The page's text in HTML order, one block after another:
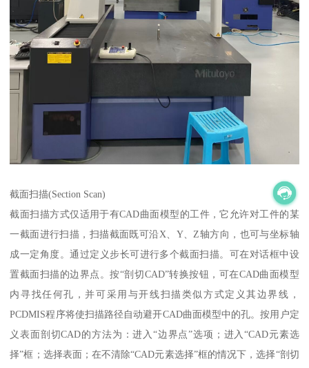
截面扫描(Section Scan)
截面扫描方式仅适用于有CAD曲面模型的工件，它允许对工件的某
一截面进行扫描，扫描截面既可沿X、Y、Z轴方向，也可与坐标轴
成一定角度。通过定义步长可进行多个截面扫描。可在对话框中设
置截面扫描的边界点。按“剖切CAD”转换按钮，可在CAD曲面模型
内寻找任何孔，并可采用与开线扫描类似方式定义其边界线，
PCDMIS程序将使扫描路径自动避开CAD曲面模型中的孔。按用户定
义表面剖切CAD的方法为：进入“边界点”选项；进入“CAD元素选
择”框；选择表面；在不清除“CAD元素选择”框的情况下，选择“剖切